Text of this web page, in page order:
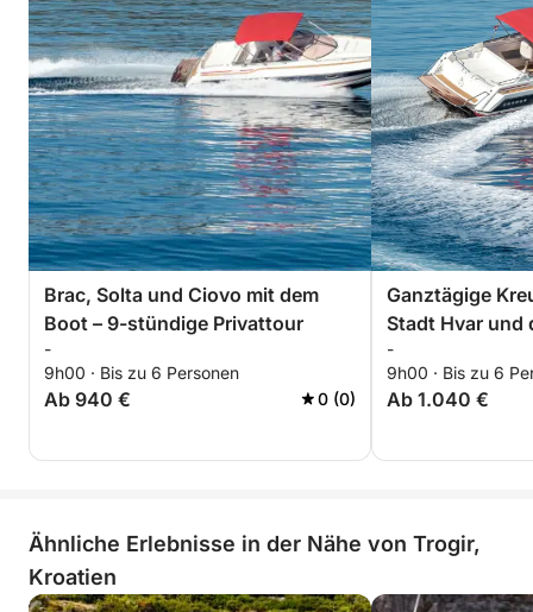
Brac, Solta und Ciovo mit dem
Boot – 9-stündige Privattour
-
9h00 · Bis zu 6 Personen
Ab 940 € 0 (0)
Ganztägige
Stadt Hvar und
– 11 Stunden
-
9h00 · Bis zu 6
Ab 1.040 €
Ähnliche Erlebnisse in der Nähe von Trogir,
Kroatien